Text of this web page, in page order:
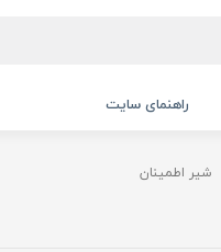
راهنمای سایت
شیر اطمینان